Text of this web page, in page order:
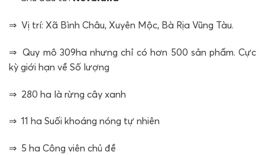
⇒ Vị trí: Xã Bình Châu, Xuyên Mộc, Bà Rịa Vũng Tàu.
⇒ Quy mô 309ha nhưng chỉ có hơn 500 sản phẩm. Cực
kỳ giới hạn về Số lượng
⇒ 280 ha là rừng cây xanh
⇒ 11 ha Suối khoáng nóng tự nhiên
⇒ 5 ha Công viên chủ đề